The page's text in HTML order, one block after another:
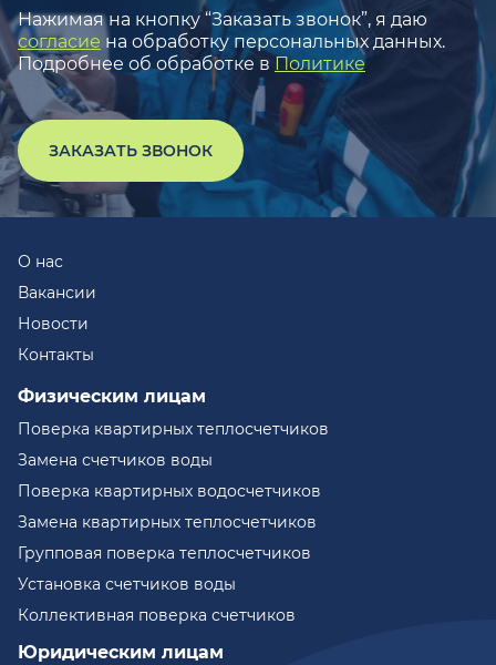
Нажимая на кнопку “Заказать звонок”, я даю
согласие на обработку персональных данных.
Подробнее об обработке в Политике
ЗАКАЗАТЬ ЗВОНОК
О нас
Вакансии
Новости
Контакты
Физическим лицам
Поверка квартирных теплосчетчиков
Замена счетчиков воды
Поверка квартирных водосчетчиков
Замена квартирных теплосчетчиков
Групповая поверка теплосчетчиков
Установка счетчиков воды
Коллективная поверка счетчиков
Юридическим лицам